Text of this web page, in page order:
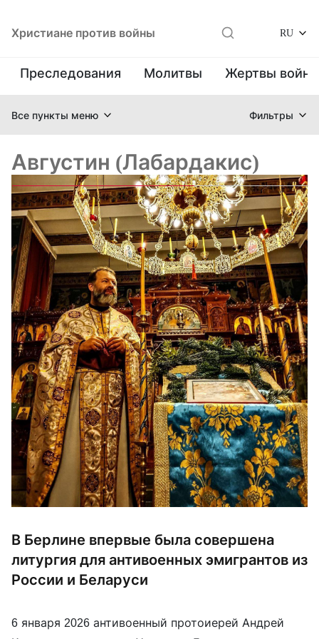
Христиане против войны RU
Преследования Молитвы Жертвы
Все пункты меню Фильтры
Августин (Лабардакис)
В Берлине впервые была совершена
литургия для антивоенных эмигрантов из
России и Беларуси
6 января 2026 антивоенный протоиерей Андрей